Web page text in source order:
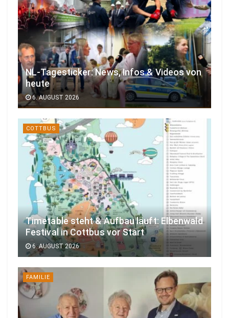
NL-Tagesticker: News, Infos & Videos von
heute
6. AUGUST 2026
COTTBUS
Timetable steht & Aufbau läuft: Elbenwald
Festival in Cottbus vor Start
6. AUGUST 2026
FAMILIE